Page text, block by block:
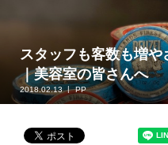
スタッフも客数も増や
｜美容室の皆さんへ
2018.02.13 PP